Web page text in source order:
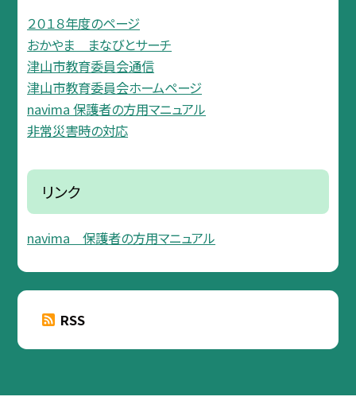
２０１８年度のページ
おかやま まなびとサーチ
津山市教育委員会通信
津山市教育委員会ホームページ
navima 保護者の方用マニュアル
非常災害時の対応
リンク
navima 保護者の方用マニュアル
RSS